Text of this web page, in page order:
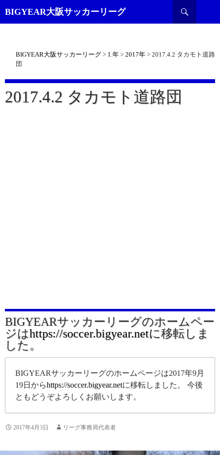
BIGYEAR大阪サッカーリーグ
索
BIGYEAR大阪サッカーリーグ > 1.年 > 2017年 > 2017.4.2 タカモト道路
団
2017.4.2 タカモト道路団
BIGYEARサッカーリーグのホームペー
ジはhttps://soccer.bigyear.netに移転しま
した。
BIGYEARサッカーリーグのホームページは2017年9月
19日からhttps://soccer.bigyear.netに移転しました。 今後
ともどうぞよろしくお願いします。
2017年4月3日 リーグ事務局代表者